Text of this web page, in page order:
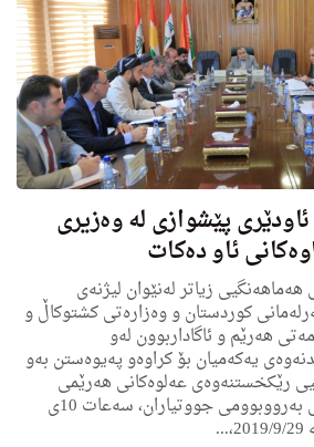
پێشوازی له‌ وه‌زیرى
ئاو ده‌كات
زیاتر له‌نێوان لیژنه‌ی
كوردستان و وه‌زاره‌تی كشتوكاڵ و
هەرێم و ئاگاداربوون له‌و
یه‌كه‌میان بۆ كراوه‌و په‌یوه‌ستن به‌و
رێكخستنه‌وه‌ى عه‌لوه‌كانى هه‌رێمى
كوردستان و به‌بازاڕكردنى به‌رووبوومى جووتیاران، سه‌عات 10ى